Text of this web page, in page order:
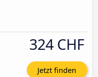
324 CHF
Jetzt finden